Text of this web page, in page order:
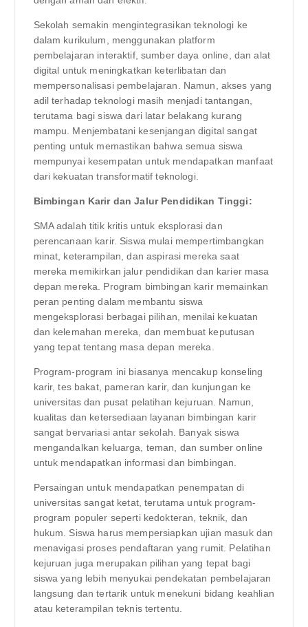
Sekolah semakin mengintegrasikan teknologi ke
dalam kurikulum, menggunakan platform
pembelajaran interaktif, sumber daya online, dan alat
digital untuk meningkatkan keterlibatan dan
mempersonalisasi pembelajaran. Namun, akses yang
adil terhadap teknologi masih menjadi tantangan,
terutama bagi siswa dari latar belakang kurang
mampu. Menjembatani kesenjangan digital sangat
penting untuk memastikan bahwa semua siswa
mempunyai kesempatan untuk mendapatkan manfaat
dari kekuatan transformatif teknologi.
Bimbingan Karir dan Jalur Pendidikan Tinggi:
SMA adalah titik kritis untuk eksplorasi dan
perencanaan karir. Siswa mulai mempertimbangkan
minat, keterampilan, dan aspirasi mereka saat
mereka memikirkan jalur pendidikan dan karier masa
depan mereka. Program bimbingan karir memainkan
peran penting dalam membantu siswa
mengeksplorasi berbagai pilihan, menilai kekuatan
dan kelemahan mereka, dan membuat keputusan
yang tepat tentang masa depan mereka.
Program-program ini biasanya mencakup konseling
karir, tes bakat, pameran karir, dan kunjungan ke
universitas dan pusat pelatihan kejuruan. Namun,
kualitas dan ketersediaan layanan bimbingan karir
sangat bervariasi antar sekolah. Banyak siswa
mengandalkan keluarga, teman, dan sumber online
untuk mendapatkan informasi dan bimbingan.
Persaingan untuk mendapatkan penempatan di
universitas sangat ketat, terutama untuk program-
program populer seperti kedokteran, teknik, dan
hukum. Siswa harus mempersiapkan ujian masuk dan
menavigasi proses pendaftaran yang rumit. Pelatihan
kejuruan juga merupakan pilihan yang tepat bagi
siswa yang lebih menyukai pendekatan pembelajaran
langsung dan tertarik untuk menekuni bidang keahlian
atau keterampilan teknis tertentu.